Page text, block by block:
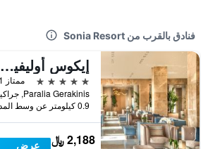
فنادق بالقرب من Sonia Resort
إيكوس أوليفيا - شامل جميع الخدمات
5 نجوم
ممتاز 9.1
0.9 كيلومتر عن وسط المدينة
2,188 ﷼
عرض